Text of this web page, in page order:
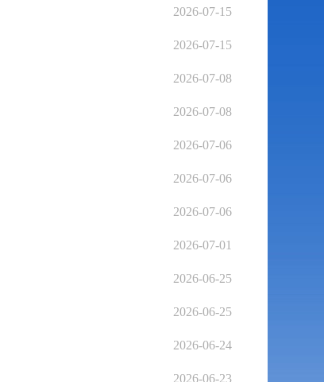
2026-07-15
2026-07-15
2026-07-08
2026-07-08
2026-07-06
2026-07-06
2026-07-06
2026-07-01
2026-06-25
2026-06-25
2026-06-24
2026-06-23